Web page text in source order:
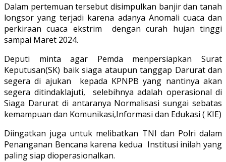
Dalam pertemuan tersebut disimpulkan banjir dan tanah
longsor yang terjadi karena adanya Anomali cuaca dan
perkiraan cuaca ekstrim dengan curah hujan tinggi
sampai Maret 2024.
Deputi minta agar Pemda menpersiapkan Surat
Keputusan(SK) baik siaga ataupun tanggap Darurat dan
segera di ajukan kepada KPNPB yang nantinya akan
segera ditindaklajuti, selebihnya adalah operasional di
Siaga Darurat di antaranya Normalisasi sungai sebatas
kemampuan dan Komunikasi,Informasi dan Edukasi ( KIE)
Diingatkan juga untuk melibatkan TNI dan Polri dalam
Penanganan Bencana karena kedua Institusi inilah yang
paling siap dioperasionalkan.